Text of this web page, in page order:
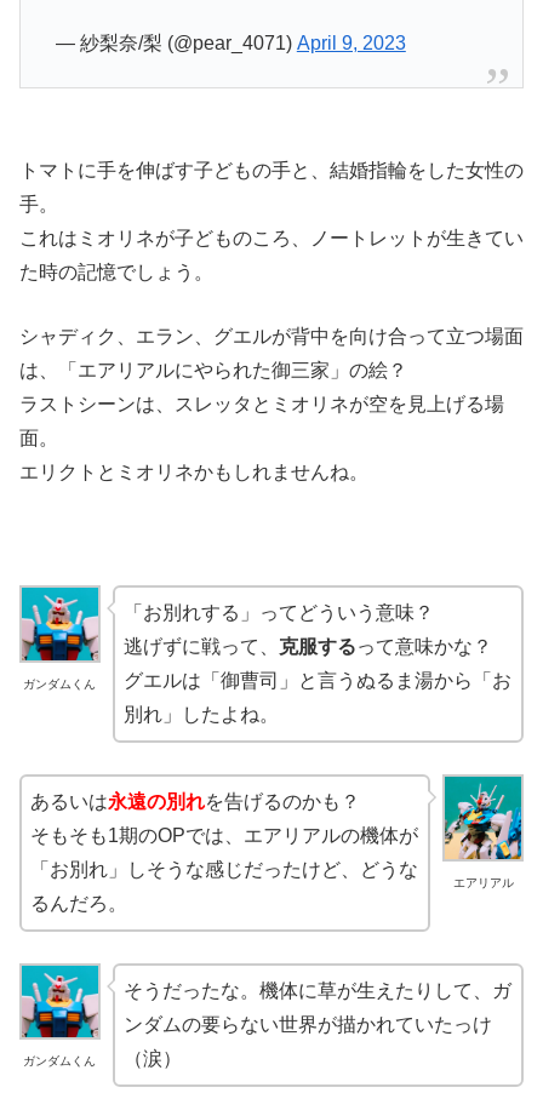
— 紗梨奈/梨 (@pear_4071) April 9, 2023
トマトに手を伸ばす子どもの手と、結婚指輪をした女性の
手。
これはミオリネが子どものころ、ノートレットが生きてい
た時の記憶でしょう。
シャディク、エラン、グエルが背中を向け合って立つ場面
は、「エアリアルにやられた御三家」の絵？
ラストシーンは、スレッタとミオリネが空を見上げる場
面。
エリクトとミオリネかもしれませんね。
ガンダムくん
「お別れする」ってどういう意味？
逃げずに戦って、 克服するって意味かな？
グエルは「御曹司」と言うぬるま湯から「お
別れ」したよね。
エアリアル
あるいは永遠の別れを告げるのかも？
そもそも1期のOPでは、エアリアルの機体が
「お別れ」しそうな感じだったけど、どうな
るんだろ。
ガンダムくん
そうだったな。機体に草が生えたりして、ガ
ンダムの要らない世界が描かれていたっけ
（涙）